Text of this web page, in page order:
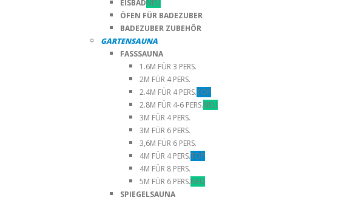
EISBADNEU
ÖFEN FÜR BADEZUBER
BADEZUBER ZUBEHÖR
GARTENSAUNA
FASSSAUNA
1.6M FÜR 3 PERS.
2M FÜR 4 PERS.
2.4M FÜR 4 PERS.TOP
2.8M FÜR 4-6 PERS.NEU
3M FÜR 4 PERS.
3M FÜR 6 PERS.
3,6M FÜR 6 PERS.
4M FÜR 4 PERS.TOP
4M FÜR 8 PERS.
5M FÜR 6 PERS.NEU
SPIEGELSAUNA